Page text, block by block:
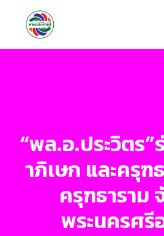
“พล.อ.ประวิตร
าภิเษก และครุฑ
ครุฑธาราม
พระนครศรี